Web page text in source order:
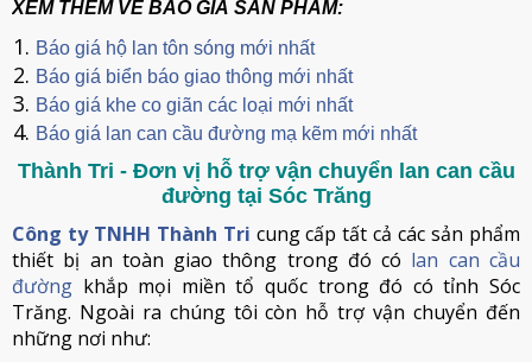
XEM THÊM VỀ BÁO GIÁ SẢN PHẨM:
Báo giá hộ lan tôn sóng mới nhất
Báo giá biển báo giao thông mới nhất
Báo giá khe co giãn các loại mới nhất
Báo giá lan can cầu đường mạ kẽm mới nhất
Thành Tri - Đơn vị hỗ trợ vận chuyển lan can cầu
đường tại Sóc Trăng
Công ty TNHH Thành Tri cung cấp tất cả các sản phẩm
thiết bị an toàn giao thông trong đó có lan can cầu
đường khắp mọi miền tổ quốc trong đó có tỉnh Sóc
Trăng. Ngoài ra chúng tôi còn hỗ trợ vận chuyển đến
những nơi như: